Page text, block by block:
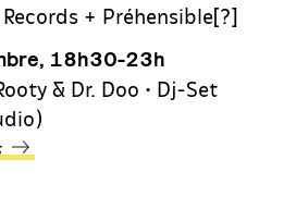
+ Préhensible[?]
18h30-23h
& Dr. Doo • Dj-Set